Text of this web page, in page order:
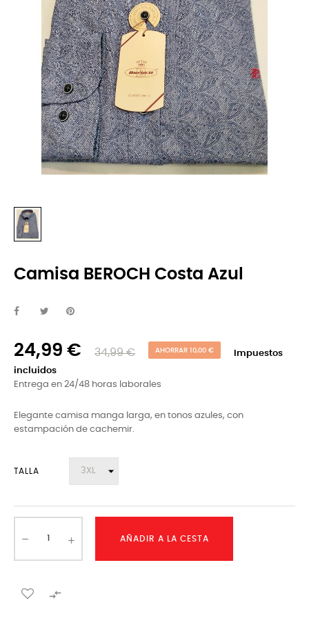
Camisa BEROCH Costa Azul
24,99 € 34,99 € AHORRAR 10,00 €
Impuestos
incluidos
Entrega en 24/48 horas laborales
Elegante camisa manga larga, en tonos azules, con
estampación de cachemir.
TALLA
AÑADIR A LA CESTA
